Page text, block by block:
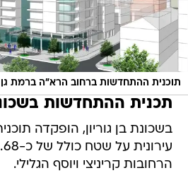
תוכנית ההתחדשות ברחוב הרא"ה ברמת גן
תכנית ההתחדשות
בשכונת בן גוריון, הופקדה
הרחובות קריניצי ויוסף הגלילי.